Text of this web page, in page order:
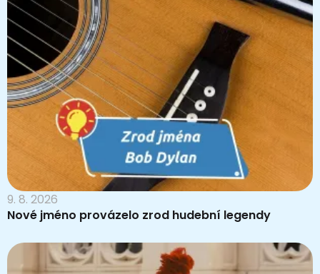
9. 8. 2026
Nové jméno provázelo zrod hudební legendy